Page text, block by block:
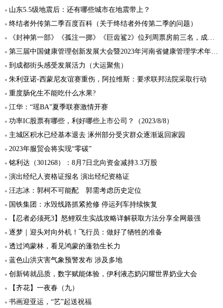
山东5.5级地震后：还有哪些城市在地震带上？
终结者外传第二季百度百科（关于终结者外传第二季的问题）
《封神第一部》《孤注一掷》《巨齿鲨2》位列周票房前三名，成绩不俗
第三届中国健康管理创新发展大会暨2023年河南省健康管理学术年会在郑召开
到成都街头感受发展活力（大运聚焦）
朱利亚诺-西蒙尼友谊赛重伤，阿拉维斯：要求联邦法院采取行动
重度肠化生不能吃什么水果?
江华：“瑶BA”夏季联赛激情开赛
功率IC股票有哪些，利好哪些上市公司？（2023/8/8）
主城区积水已经基本退去 涿州部分受灾群众逐渐返回家园
2023年服贸会将实现“零碳”
铭利达（301268）：8月7日北向资金减持3.3万股
演出经纪人资格证报名 演出经纪资格证
汪志冰：郭柯不可能配 郭需考虑历史定位
国铁集团：水毁线路抓紧抢修 停运列车持续恢复
【忍者必须死3】怒鲤双生实战攻略详解获取方法分享全网最强
逐梦｜迎头对向外机！飞行员：做好了牺牲的准备
透过鸿蒙林，看见鸿蒙的蓬勃生长力
蓝色山洪灾害气象预警发布 涉及多地
创新铸就品质，数字赋能体验，伊利液态奶闪耀世界奶业大会
【齐花】一夜春（九）
书画迎亚运，“艺”起送祝福